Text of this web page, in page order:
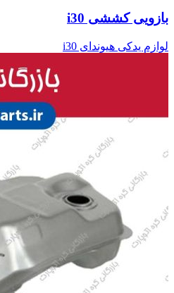
بازویی کششی i30
لوازم یدکی هیوندای i30